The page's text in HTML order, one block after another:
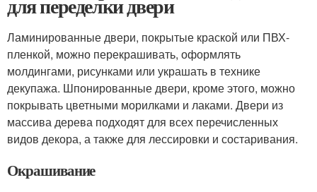
для переделки двери
Ламинированные двери, покрытые краской или ПВХ-
пленкой, можно перекрашивать, оформлять
молдингами, рисунками или украшать в технике
декупажа. Шпонированные двери, кроме этого, можно
покрывать цветными морилками и лаками. Двери из
массива дерева подходят для всех перечисленных
видов декора, а также для лессировки и состаривания.
Окрашивание